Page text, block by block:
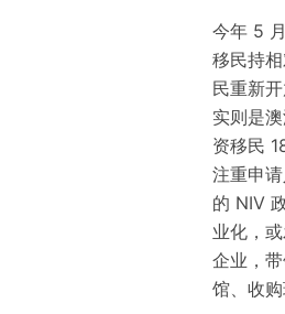
今年 5
移民持
民重新
实则是
资移民
注重申
的 NIV
业化，
企业，
馆、收